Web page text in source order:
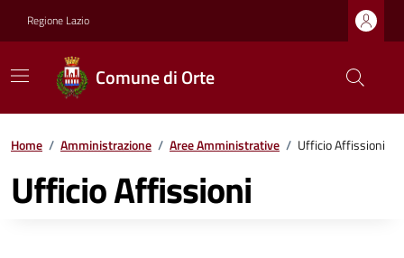
Regione Lazio
Comune di Orte
Home / Amministrazione / Aree Amministrative / Ufficio Affissioni
Ufficio Affissioni